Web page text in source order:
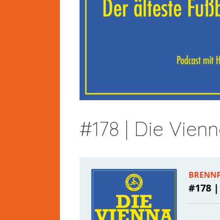
#178 | Die